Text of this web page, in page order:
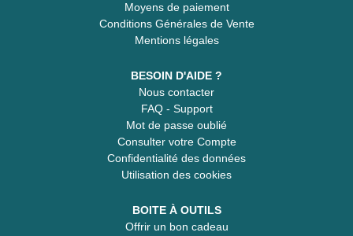
Moyens de paiement
Conditions Générales de Vente
Mentions légales
BESOIN D'AIDE ?
Nous contacter
FAQ - Support
Mot de passe oublié
Consulter votre Compte
Confidentialité des données
Utilisation des cookies
BOITE À OUTILS
Offrir un bon cadeau